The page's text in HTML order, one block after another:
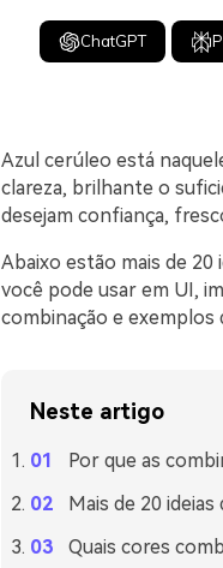
ChatGPT
Azul cerúleo está
clareza, brilhante o
desejam confiança,
Abaixo estão mais de 20
você pode usar em UI,
combinação e exemplos
Neste artigo
Por que as
Mais de 20
Quais cores